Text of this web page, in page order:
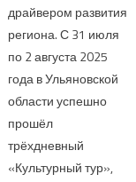
драйвером развития
региона. С 31 июля
по 2 августа 2025
года в Ульяновской
области успешно
прошёл
трёхдневный
«Культурный тур»,